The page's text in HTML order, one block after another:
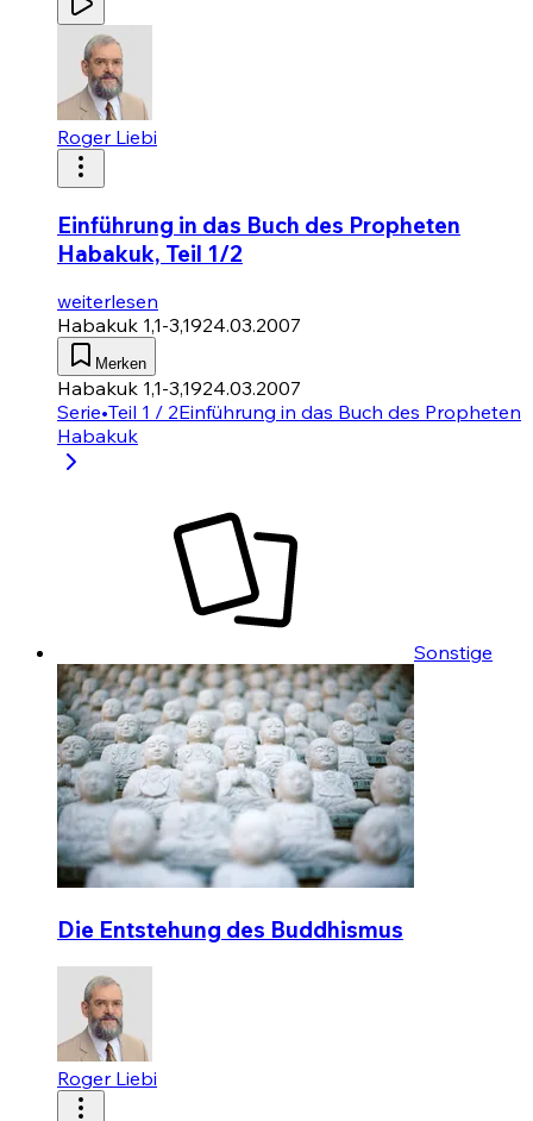
Roger Liebi
Einführung in das Buch des Propheten
Habakuk, Teil 1/2
weiterlesen
Habakuk 1,1-3,1924.03.2007
Merken
Habakuk 1,1-3,1924.03.2007
Serie•Teil 1 / 2Einführung in das Buch des Propheten
Habakuk
Sonstige
Die Entstehung des Buddhismus
Roger Liebi